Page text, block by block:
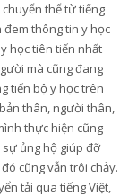
thể từ tiếng
đem thông tin y học
học tiên tiến nhất
mà cũng đang
tiến bộ y học trên
thân, người thân,
thực hiện cũng
ủng hộ giúp đỡ
cũng vẫn trôi chảy.
tải qua tiếng Việt,